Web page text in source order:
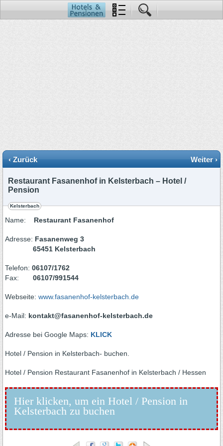
‹ Zurück Weiter ›
Restaurant Fasanenhof in Kelsterbach – Hotel /
Pension
Kelsterbach
Name: Restaurant Fasanenhof
Adresse: Fasanenweg 3
65451 Kelsterbach
Telefon: 06107/1762
Fax: 06107/991544
Webseite: www.fasanenhof-kelsterbach.de
e-Mail: kontakt@fasanenhof-kelsterbach.de
Adresse bei Google Maps: KLICK
Hotel / Pension in Kelsterbach- buchen.
Hotel / Pension Restaurant Fasanenhof in Kelsterbach / Hessen
Hier klicken, um ein Hotel / Pension in
Kelsterbach zu buchen